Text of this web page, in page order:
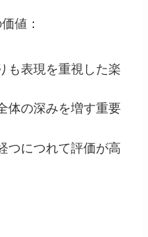
値：
も表現を重視した楽
体の深みを増す重要
つにつれて評価が高